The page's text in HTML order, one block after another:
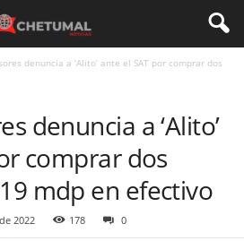
denuncia a ‘Alito’ ante el SAT por comprar dos
denuncia a ‘Alito’
comprar dos
mdp en efectivo
2022 178 0